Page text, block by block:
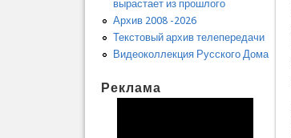
вырастает из прошлого
Архив 2008 -2026
Текстовый архив телепередачи
Видеоколлекция Русского Дома
Реклама